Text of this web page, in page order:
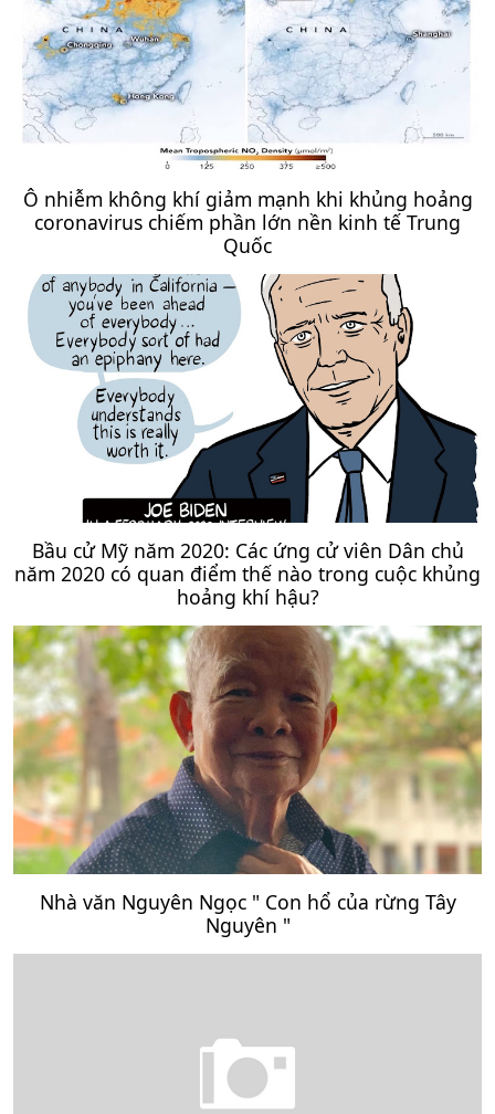
Ô nhiễm không khí giảm mạnh khi khủng hoảng
coronavirus chiếm phần lớn nền kinh tế Trung
Quốc
Bầu cử Mỹ năm 2020: Các ứng cử viên Dân chủ
năm 2020 có quan điểm thế nào trong cuộc khủng
hoảng khí hậu?
Nhà văn Nguyên Ngọc " Con hổ của rừng Tây
Nguyên "